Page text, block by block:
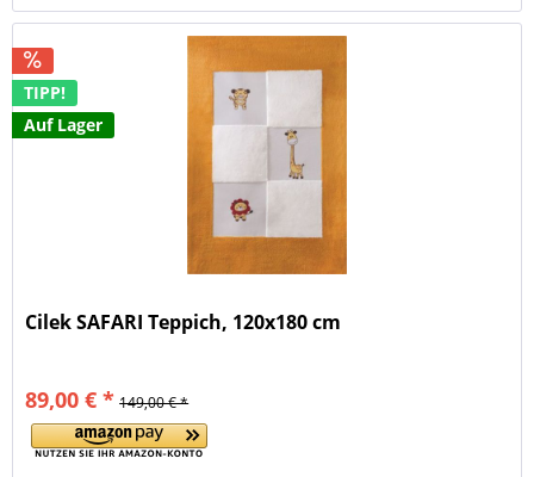
TIPP!
Auf Lager
Cilek SAFARI Teppich, 120x180 cm
89,00 € * 149,00 € *